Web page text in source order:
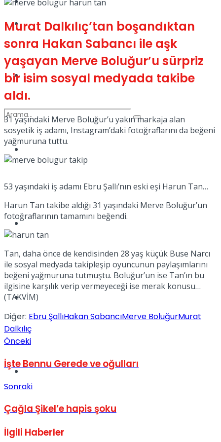
Dünya
Müzik
Sinema
Tatil
Podcast
No Result
Murat Dalkılıç’tan boşandıktan
sonra Hakan Sabancı ile aşk
yaşayan Merve Boluğur’u sürpriz
bir isim sosyal medyada takibe
aldı.
31 yaşındaki Merve Boluğur’u yakın markaja alan
sosyetik iş adamı, Instagram’daki fotoğraflarını da beğeni
yağmuruna tuttu.
53 yaşındaki iş adamı Ebru Şallı’nın eski eşi Harun Tan…
Harun Tan takibe aldığı 31 yaşındaki Merve Boluğur’un
fotoğraflarının tamamını beğendi.
Tan, daha önce de kendisinden 28 yaş küçük Buse Narcı
ile sosyal medyada takipleşip oyuncunun paylaşımlarını
beğeni yağmuruna tutmuştu. Boluğur’un ise Tan’ın bu
ilgisine karşılık verip vermeyeceği ise merak konusu…
(TAKVİM)
Diğer: Ebru ŞallıHakan SabancıMerve BoluğurMurat
Dalkılıç
Önceki
İşte Bennu Gerede ve oğulları
Sonraki
Çağla Şikel’e hapis şoku
İlgili Haberler